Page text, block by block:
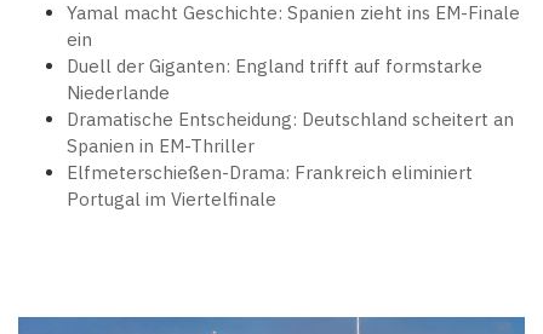
Yamal macht Geschichte: Spanien zieht ins EM-Finale
ein
Duell der Giganten: England trifft auf formstarke
Niederlande
Dramatische Entscheidung: Deutschland scheitert an
Spanien in EM-Thriller
Elfmeterschießen-Drama: Frankreich eliminiert
Portugal im Viertelfinale